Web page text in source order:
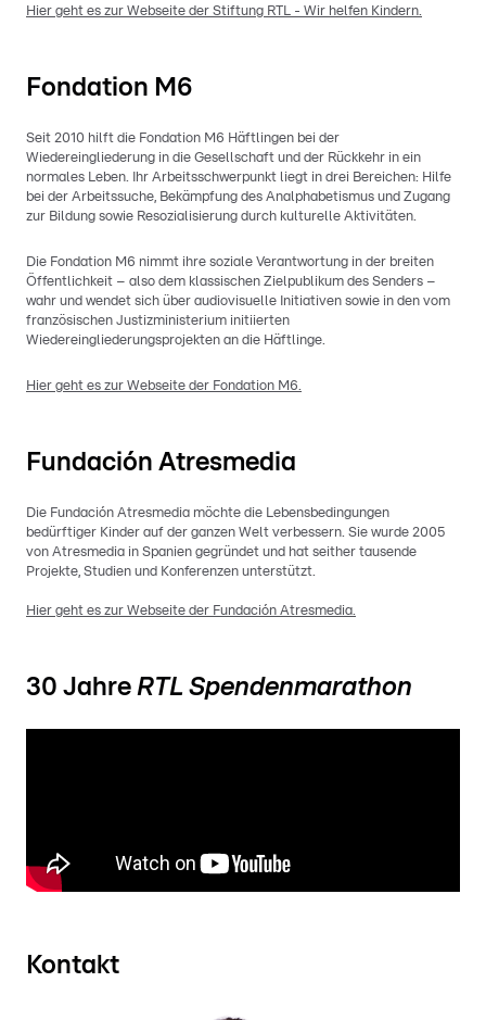
Hier geht es zur Webseite der Stiftung RTL - Wir helfen Kindern.
Fondation M6
Seit 2010 hilft die Fondation M6 Häftlingen bei der
Wiedereingliederung in die Gesellschaft und der Rückkehr in ein
normales Leben. Ihr Arbeitsschwerpunkt liegt in drei Bereichen: Hilfe
bei der Arbeitssuche, Bekämpfung des Analphabetismus und Zugang
zur Bildung sowie Resozialisierung durch kulturelle Aktivitäten.
Die Fondation M6 nimmt ihre soziale Verantwortung in der breiten
Öffentlichkeit – also dem klassischen Zielpublikum des Senders –
wahr und wendet sich über audiovisuelle Initiativen sowie in den vom
französischen Justizministerium initiierten
Wiedereingliederungsprojekten an die Häftlinge.
Hier geht es zur Webseite der Fondation M6.
Fundación Atresmedia
Die Fundación Atresmedia möchte die Lebensbedingungen
bedürftiger Kinder auf der ganzen Welt verbessern. Sie wurde 2005
von Atresmedia in Spanien gegründet und hat seither tausende
Projekte, Studien und Konferenzen unterstützt.
Hier geht es zur Webseite der Fundación Atresmedia.
30 Jahre RTL Spendenmarathon
Kontakt